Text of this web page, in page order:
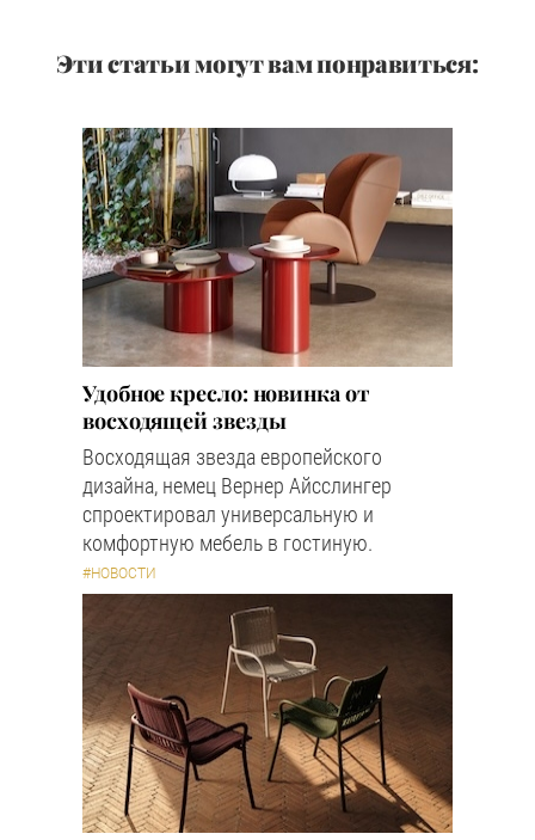
Эти статьи могут вам понравиться:
Удобное кресло: новинка от
восходящей звезды
Восходящая звезда европейского
дизайна, немец Вернер Айсслингер
спроектировал универсальную и
комфортную мебель в гостиную.
#НОВОСТИ